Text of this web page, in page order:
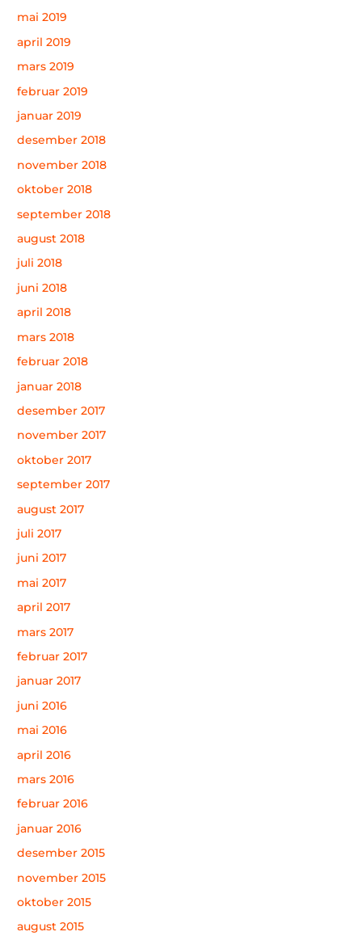
mai 2019
april 2019
mars 2019
februar 2019
januar 2019
desember 2018
november 2018
oktober 2018
september 2018
august 2018
juli 2018
juni 2018
april 2018
mars 2018
februar 2018
januar 2018
desember 2017
november 2017
oktober 2017
september 2017
august 2017
juli 2017
juni 2017
mai 2017
april 2017
mars 2017
februar 2017
januar 2017
juni 2016
mai 2016
april 2016
mars 2016
februar 2016
januar 2016
desember 2015
november 2015
oktober 2015
august 2015